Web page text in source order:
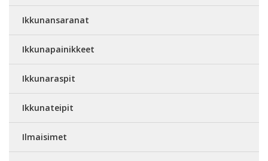
Ikkunansaranat
Ikkunapainikkeet
Ikkunaraspit
Ikkunateipit
Ilmaisimet